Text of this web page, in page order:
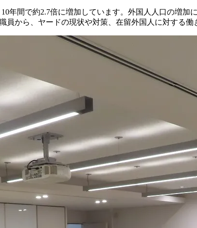
年間で約2.7倍に増加しています。外国人人口の増
から、ヤードの現状や対策、在留外国人に対する働